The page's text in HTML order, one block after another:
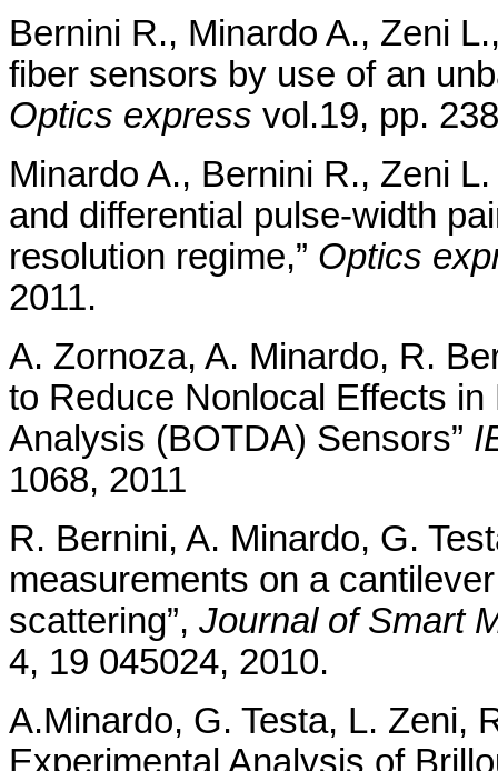
Bernini R., Minardo A., Zeni
fiber sensors by use of an
Optics express vol.19, pp.
Minardo A., Bernini R., Zeni
and differential pulse-width
resolution regime,” Optics
2011.
A. Zornoza, A. Minardo, R.
to Reduce Nonlocal Effects
Analysis (BOTDA) Sensors”
1068, 2011
R. Bernini, A. Minardo, G.
measurements on a
scattering”, Journal of Smart
4, 19 045024, 2010.
A.Minardo, G. Testa, L. Zeni,
Experimental Analysis of